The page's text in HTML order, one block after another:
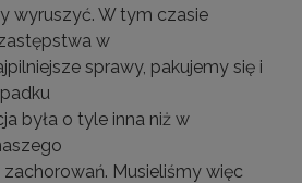
wyruszyć. W tym czasie
w
sprawy, pakujemy się i
była o tyle inna niż w
zachorowań. Musieliśmy więc